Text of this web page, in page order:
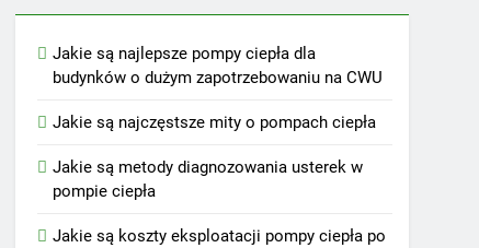
Jakie są najlepsze pompy ciepła dla
budynków o dużym zapotrzebowaniu na CWU
Jakie są najczęstsze mity o pompach ciepła
Jakie są metody diagnozowania usterek w
pompie ciepła
Jakie są koszty eksploatacji pompy ciepła po